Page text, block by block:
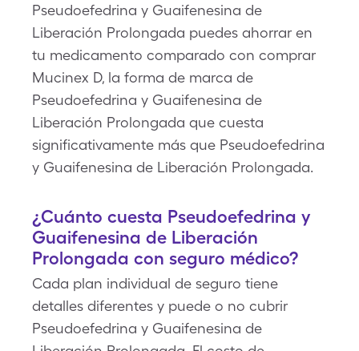
Pseudoefedrina y Guaifenesina de
Liberación Prolongada puedes ahorrar en
tu medicamento comparado con comprar
Mucinex D, la forma de marca de
Pseudoefedrina y Guaifenesina de
Liberación Prolongada que cuesta
significativamente más que Pseudoefedrina
y Guaifenesina de Liberación Prolongada.
¿Cuánto cuesta Pseudoefedrina y
Guaifenesina de Liberación
Prolongada con seguro médico?
Cada plan individual de seguro tiene
detalles diferentes y puede o no cubrir
Pseudoefedrina y Guaifenesina de